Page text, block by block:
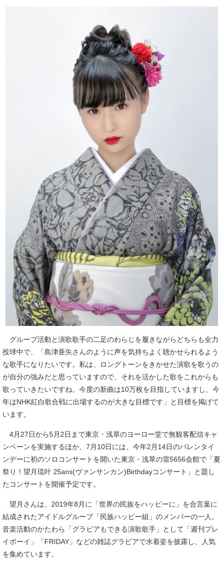
グループ活動と演歌歌手の二足のわらじを履きながらどちらも全力
投球中で、「島津亜矢さんのように声を気持ちよく聴かせられるよう
な歌手になりたいです。私は、ロングトーンをきかせた演歌を歌うの
が自分の強みだと思っていますので、それを活かした歌をこれからも
歌っていきたいですね。今度の新曲は10万枚を目指していますし、今
年はNHK紅白歌合戦に出場するのが大きな目標です」と目標を掲げて
います。
4月27日から5月2日まで東京・浅草のヨーロー堂で無観客配信キャ
ンペーンを実施するほか、7月10日には、今年2月14日のバレンタイ
ンデーに初のソロコンサートを開いた東京・浅草の雷5656会館で「夏
祭り！望月琉叶 25ans(ヴァンサンカン)Birthdayコンサート」と題し
たコンサートを開催予定です。
望月さんは、2019年8月に「世界の民族をハッピーに」を合言葉に
結成されたアイドルグループ「民族ハッピー組」のメンバーの一人。
音楽活動のかたわら「グラビアもできる演歌歌手」として「週刊プレ
イボーイ」「FRIDAY」などの雑誌グラビアで水着姿を披露し、人気
を集めています。